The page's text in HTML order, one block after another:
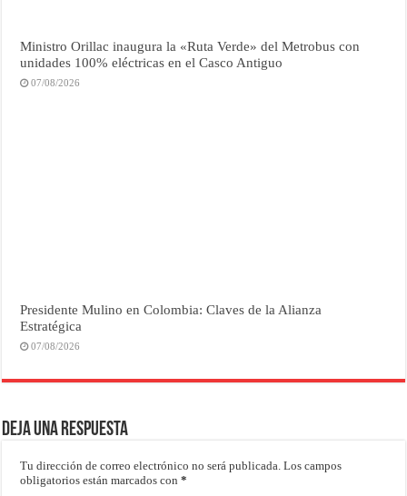
Ministro Orillac inaugura la «Ruta Verde» del Metrobus con
unidades 100% eléctricas en el Casco Antiguo
07/08/2026
Presidente Mulino en Colombia: Claves de la Alianza
Estratégica
07/08/2026
Deja una respuesta
Tu dirección de correo electrónico no será publicada. Los campos
obligatorios están marcados con*